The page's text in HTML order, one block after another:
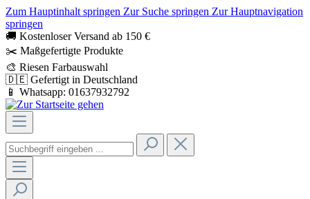
Zum Hauptinhalt springen Zur Suche springen Zur Hauptnavigation
springen
🚚 Kostenloser Versand ab 150 €
✂️ Maßgefertigte Produkte
🎨 Riesen Farbauswahl
🇩🇪 Gefertigt in Deutschland
📱 Whatsapp: 01637932792